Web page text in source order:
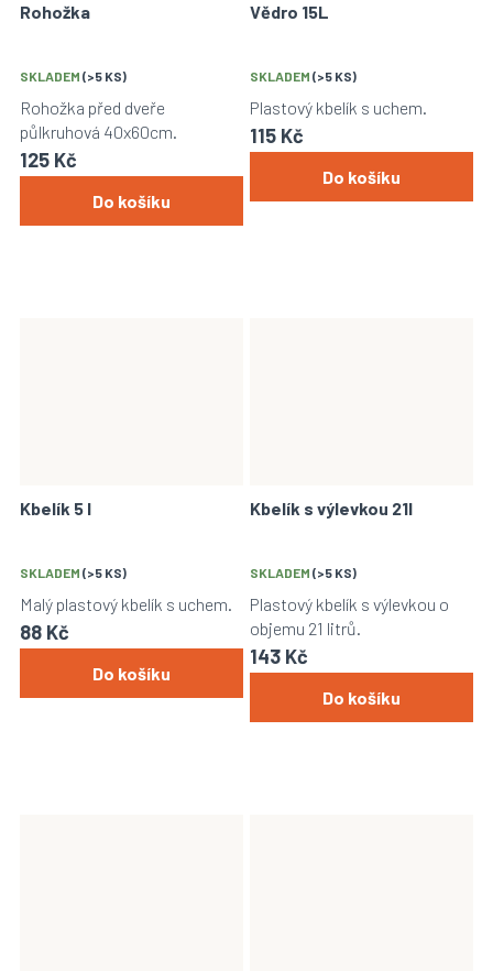
Rohožka
SKLADEM (>5 KS)
125 Kč
Do košíku
Rohožka před dveře
půlkruhová 40x60cm.
Vědro 15L
SKLADEM (>5 KS)
115 Kč
Do košíku
Plastový kbelík s uchem.
Kbelík 5 l
SKLADEM (>5 KS)
88 Kč
Do košíku
Malý plastový kbelík s uchem.
Kbelík s výlevkou 21l
SKLADEM (>5 KS)
143 Kč
Do košíku
Plastový kbelík s výlevkou o
objemu 21 litrů.